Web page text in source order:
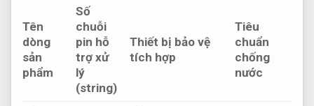
Tên
dòng
sản
phẩm
Số
chuỗi
pin hỗ
trợ xử
lý
(string)
Thiết bị bảo vệ
tích hợp
Tiêu
chuẩn
chống
nước